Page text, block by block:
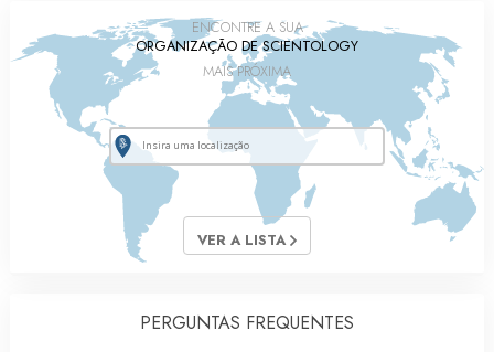
ENCONTRE A SUA
ORGANIZAÇÃO DE SCIENTOLOGY
MAIS PRÓXIMA
VER A LISTA
PERGUNTAS FREQUENTES